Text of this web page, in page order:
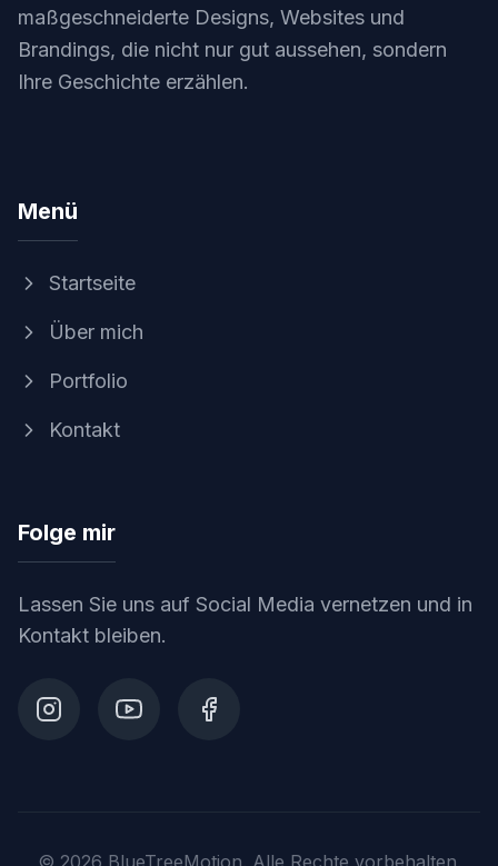
maßgeschneiderte Designs, Websites und
Brandings, die nicht nur gut aussehen, sondern
Ihre Geschichte erzählen.
Menü
Startseite
Über mich
Portfolio
Kontakt
Folge mir
Lassen Sie uns auf Social Media vernetzen und in
Kontakt bleiben.
© 2026 BlueTreeMotion. Alle Rechte vorbehalten.